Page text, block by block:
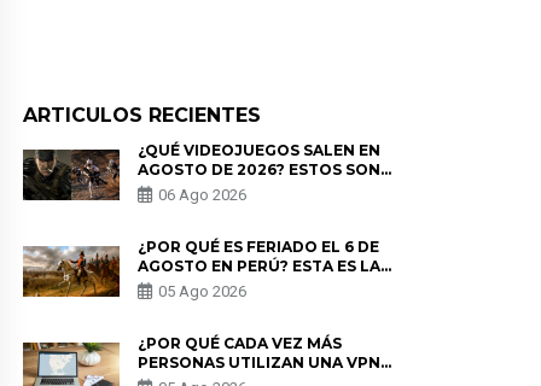
ARTICULOS RECIENTES
¿QUÉ VIDEOJUEGOS SALEN EN
AGOSTO DE 2026? ESTOS SON
LOS ESTRENOS MÁS ESPERADOS
06 Ago 2026
¿POR QUÉ ES FERIADO EL 6 DE
AGOSTO EN PERÚ? ESTA ES LA
HISTORIA
05 Ago 2026
¿POR QUÉ CADA VEZ MÁS
PERSONAS UTILIZAN UNA VPN
PARA PROTEGER SU